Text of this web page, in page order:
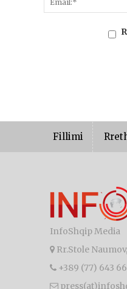
Fillimi
InfoShqip Media
Rr.Stole
+389 (77) 643